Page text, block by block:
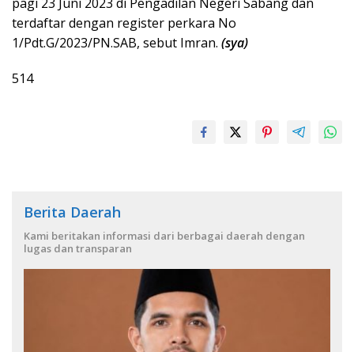
terdaftar dengan register perkara No
1/Pdt.G/2023/PN.SAB, sebut Imran. (sya)
514
Berita Daerah
Kami beritakan informasi dari berbagai daerah dengan
lugas dan transparan